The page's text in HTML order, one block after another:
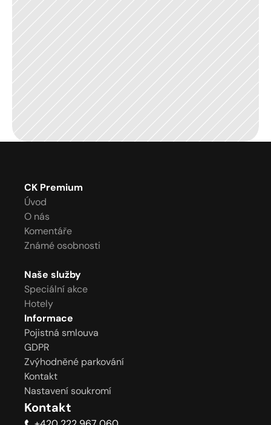
CK Premium
Úvod
O nás
Komentáře
Známé osobnosti
Naše služby
Speciální akce
Hotely
Informace
Pojistná smlouva
GDPR
Zvýhodněné parkování
Kontakt
Nastavení soukromí
Kontakt